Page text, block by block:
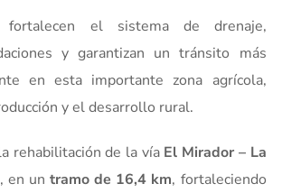
fortalecen el sistema de drenaje,
y garantizan un tránsito más
en esta importante zona agrícola,
y el desarrollo rural.
rehabilitación de la vía El Mirador – La
, en untramo de 16,4 km, fortaleciendo